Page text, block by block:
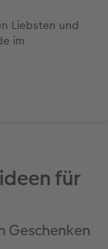
Liebsten und
im
für
Geschenken